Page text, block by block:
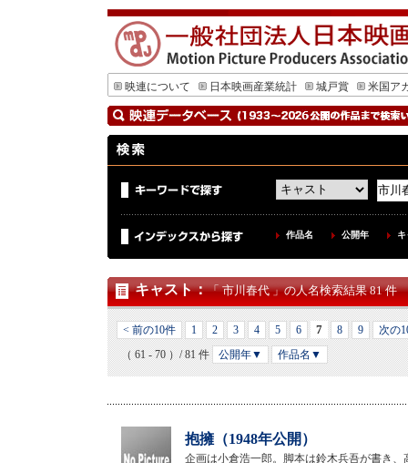
映連について 日本映画産業統計 城戸賞 米国ア
作品名 公開年
キャスト：「 市川春代 」の人名検索結果 81 件
< 前の10件 1 2 3 4 5 6 7 8 9
次の
（ 61 - 70 ）/ 81 件
公開年▼ 作品名▼
抱擁（1948年公開）
企画は小倉浩一郎。脚本は鈴木兵吾が書き